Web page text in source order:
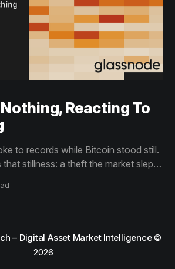
Reacting To
to records while Bitcoin stood still.
stillness: a theft the market slept
an options market priced for
– Digital Asset Market Intelligence©
2026